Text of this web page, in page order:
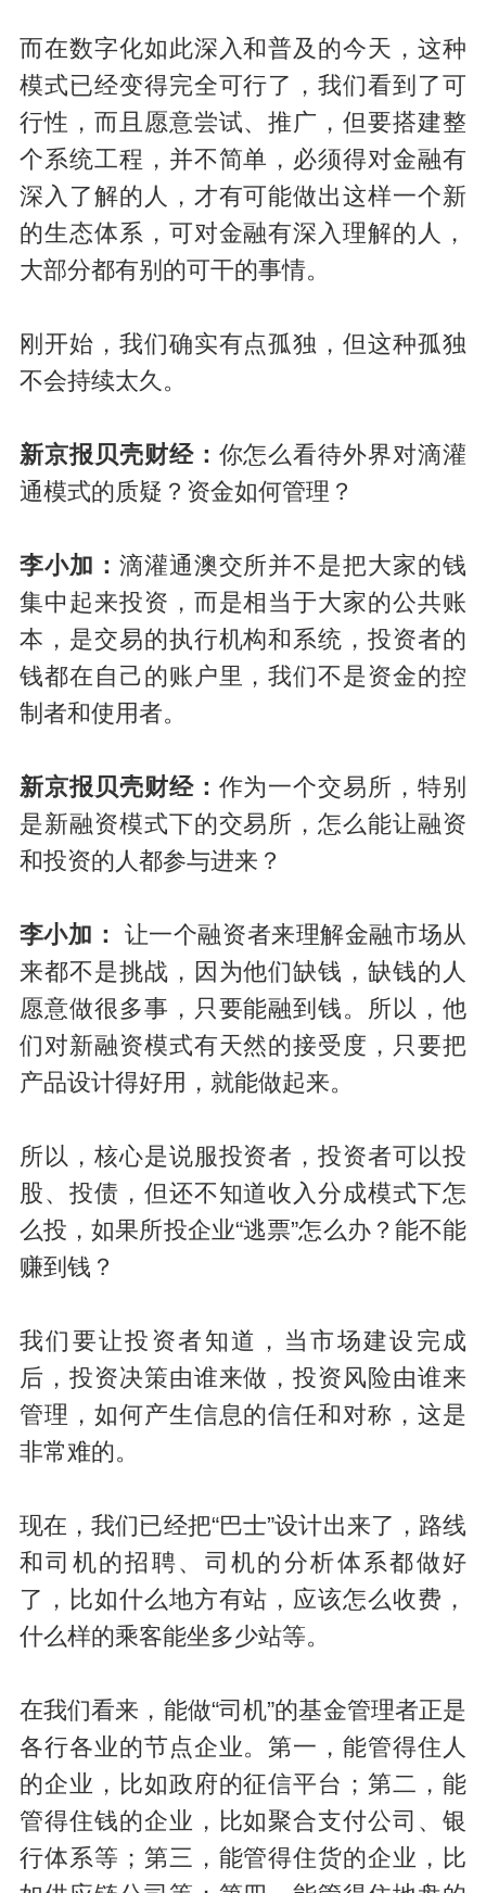
而在数字化如此深入和普及的今天，这种
模式已经变得完全可行了，我们看到了可
行性，而且愿意尝试、推广，但要搭建整
个系统工程，并不简单，必须得对金融有
深入了解的人，才有可能做出这样一个新
的生态体系，可对金融有深入理解的人，
大部分都有别的可干的事情。
刚开始，我们确实有点孤独，但这种孤独
不会持续太久。
新京报贝壳财经： 你怎么看待外界对滴灌
通模式的质疑？资金如何管理？
李小加： 滴灌通澳交所并不是把大家的钱
集中起来投资，而是相当于大家的公共账
本，是交易的执行机构和系统，投资者的
钱都在自己的账户里，我们不是资金的控
制者和使用者。
新京报贝壳财经： 作为一个交易所，特别
是新融资模式下的交易所，怎么能让融资
和投资的人都参与进来？
李小加：
让一个融资者来理解金融市场从
来都不是挑战，因为他们缺钱，缺钱的人
愿意做很多事，只要能融到钱。所以，他
们对新融资模式有天然的接受度，只要把
产品设计得好用，就能做起来。
所以，核心是说服投资者，投资者可以投
股、投债，但还不知道收入分成模式下怎
么投，如果所投企业“逃票”怎么办？能不能
赚到钱？
我们要让投资者知道，当市场建设完成
后，投资决策由谁来做，投资风险由谁来
管理，如何产生信息的信任和对称，这是
非常难的。
现在，我们已经把“巴士”设计出来了，路线
和司机的招聘、司机的分析体系都做好
了，比如什么地方有站，应该怎么收费，
什么样的乘客能坐多少站等。
在我们看来，能做“司机”的基金管理者正是
各行各业的节点企业。第一，能管得住人
的企业，比如政府的征信平台；第二，能
管得住钱的企业，比如聚合支付公司、银
行体系等；第三，能管得住货的企业，比